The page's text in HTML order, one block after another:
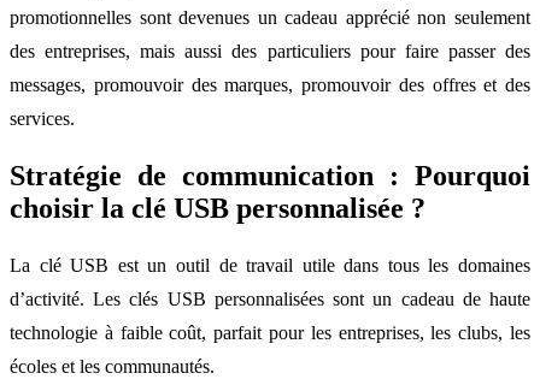
promotionnelles sont devenues un cadeau apprécié non seulement
des entreprises, mais aussi des particuliers pour faire passer des
messages, promouvoir des marques, promouvoir des offres et des
services.
Stratégie de communication : Pourquoi
choisir la clé USB personnalisée ?
La clé USB est un outil de travail utile dans tous les domaines
d’activité. Les clés USB personnalisées sont un cadeau de haute
technologie à faible coût, parfait pour les entreprises, les clubs, les
écoles et les communautés.